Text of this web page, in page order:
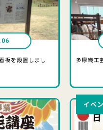
板を設置しまし
多摩織工
イベ